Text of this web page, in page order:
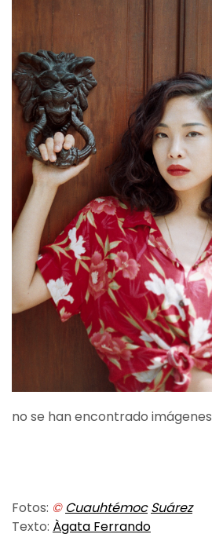
no se han encontrado imágenes
Fotos: © Cuauhtémoc Suárez
Texto: Àgata Ferrando